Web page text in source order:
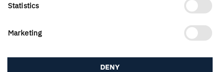
Statistics
Marketing
DENY